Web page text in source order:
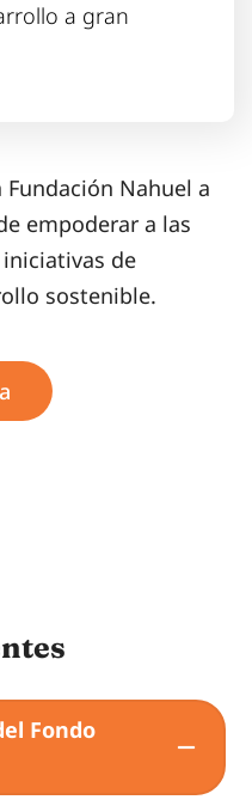
a gran
Fundación Nahuel a
empoderar a las
de
sostenible.
Fondo